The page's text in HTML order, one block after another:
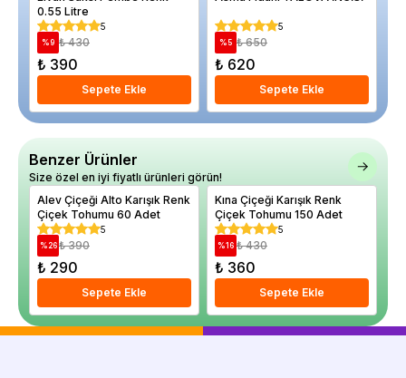
0.55 Litre
5
% 9 ₺ 430
₺ 390
Sepete Ekle
5
% 5 ₺ 650
₺ 620
Sepete Ekle
Benzer Ürünler
Size özel en iyi fiyatlı ürünleri görün!
Alev Çiçeği Alto Karışık Renk
Çiçek Tohumu 60 Adet
5
%26 ₺ 390
₺ 290
Sepete Ekle
Kına Çiçeği Karışık Renk
Çiçek Tohumu 150 Adet
5
%16 ₺ 430
₺ 360
Sepete Ekle